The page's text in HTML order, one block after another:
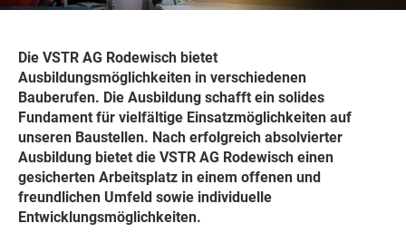
Die VSTR AG Rodewisch bietet
Ausbildungsmöglichkeiten in verschiedenen
Bauberufen. Die Ausbildung schafft ein solides
Fundament für vielfältige Einsatzmöglichkeiten auf
unseren Baustellen. Nach erfolgreich absolvierter
Ausbildung bietet die VSTR AG Rodewisch einen
gesicherten Arbeitsplatz in einem offenen und
freundlichen Umfeld sowie individuelle
Entwicklungsmöglichkeiten.